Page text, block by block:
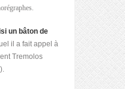
un bâton de
il a fait appel à
Tremolos